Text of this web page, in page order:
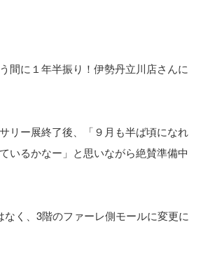
間に１年半振り！伊勢丹立川店さんに
リー展終了後、「９月も半ば頃になれ
いるかなー」と思いながら絶賛準備中
く、3階のファーレ側モールに変更に